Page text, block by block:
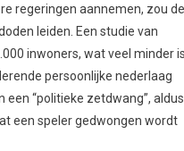
regeringen aannemen, zou de
leiden. Een studie van
inwoners, wat veel minder
persoonlijke nederlaag
“politieke zetdwang”, aldus
een speler gedwongen wordt